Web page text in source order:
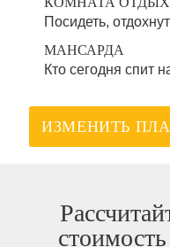
Посидеть,
МАНСАРДА
Кто сегодня спит
ИЗМЕНИТЬ